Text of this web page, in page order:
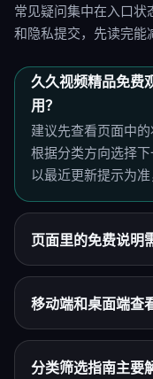
常见疑问集中在入口
和隐私提交，先读完能
久久视频精品免费
用？
建议先查看页面中
根据分类方向选择
以最近更新提示为准
页面里的免费说明
移动端和桌面端查
分类筛选指南主要